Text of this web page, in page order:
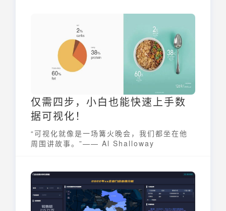
仅需四步，小白也能快速上手数
据可视化！
“可视化就像是一场篝火晚会，我们都坐在他
周围讲故事。”—— Al Shalloway